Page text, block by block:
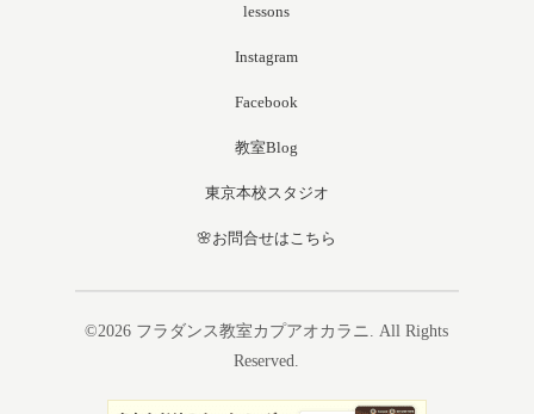
lessons
Instagram
Facebook
教室Blog
東京本校スタジオ
🌸お問合せはこちら
©2026 フラダンス教室カプアオカラニ
. All Rights
Reserved.